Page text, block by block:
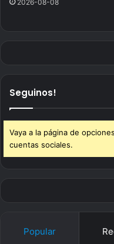
2026-08-08
Seguinos!
Vaya a la página de
cuentas sociales.
Popular